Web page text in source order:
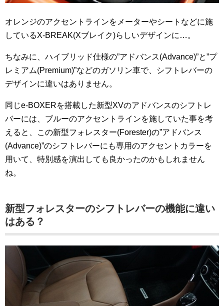
オレンジのアクセントラインをメーターやシートなどに施
しているX-BREAK(Xブレイク)らしいデザインに…。
ちなみに、ハイブリッド仕様の”アドバンス(Advance)”と”プ
レミアム(Premium)”などのガソリン車で、シフトレバーの
デザインに違いはありません。
同じe-BOXERを搭載した新型XVのアドバンスのシフトレ
バーには、ブルーのアクセントラインを施していた事を考
えると、この新型フォレスター(Forester)の”アドバンス
(Advance)”のシフトレバーにも専用のアクセントカラーを
用いて、特別感を演出しても良かったのかもしれません
ね。
新型フォレスターのシフトレバーの機能に違い
はある？